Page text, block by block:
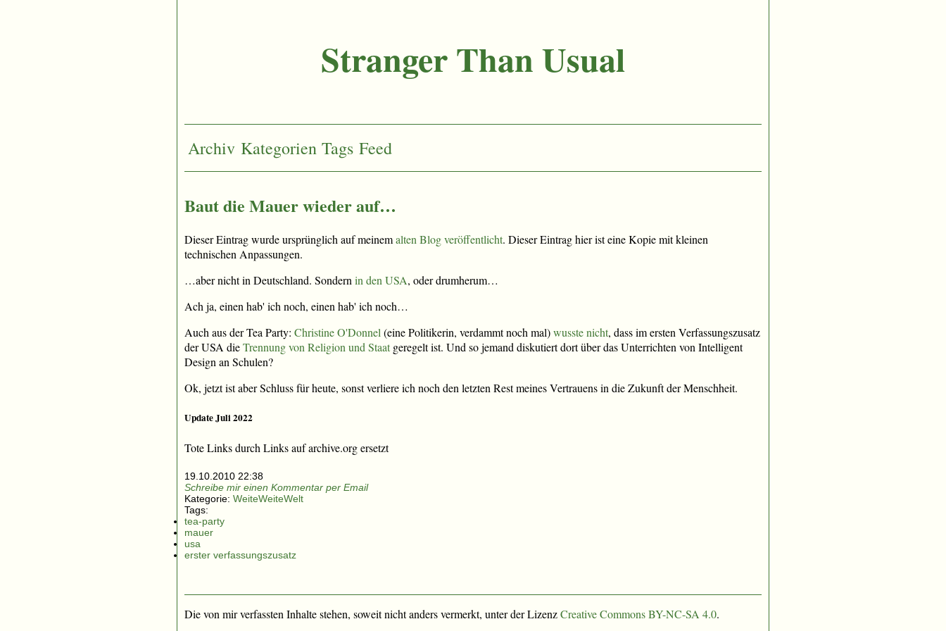
Stranger Than Usual
Archiv Kategorien Tags Feed
Baut die Mauer wieder auf…
Dieser Eintrag wurde ursprünglich auf meinemalten Blog veröffentlicht. Dieser Eintrag hier ist eine Kopie mit kleinen
technischen Anpassungen.
…aber nicht in Deutschland. Sondern in den USA, oder drumherum…
Ach ja, einen hab' ich noch, einen hab' ich noch…
Auch aus der Tea Party: Christine O'Donnel (eine Politikerin, verdammt noch mal)wusste nicht, dass im ersten Verfassungszusatz
der USA dieTrennung von Religion und Staat geregelt ist. Und so jemand diskutiert dort über das Unterrichten von Intelligent
Design an Schulen?
Ok, jetzt ist aber Schluss für heute, sonst verliere ich noch den letzten Rest meines Vertrauens in die Zukunft der Menschheit.
Update Juli 2022
Tote Links durch Links auf archive.org ersetzt
19.10.2010 22:38
Schreibe mir einen Kommentar per Email
Kategorie: WeiteWeiteWelt
Tags:
tea-party
mauer
usa
erster verfassungszusatz
Die von mir verfassten Inhalte stehen, soweit nicht anders vermerkt, unter der LizenzCreative Commons BY-NC-SA 4.0.